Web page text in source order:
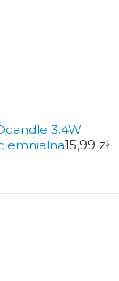
3.4W
15,99 zł